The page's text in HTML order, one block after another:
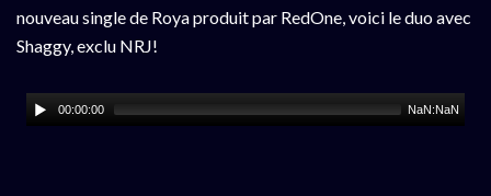
nouveau single de Roya produit par RedOne, voici le duo avec
Shaggy, exclu NRJ!
00:00:00 NaN:NaN